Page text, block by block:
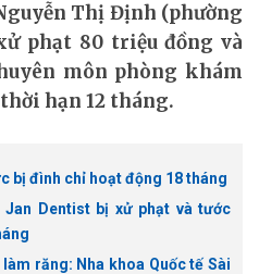
Thị Định (phường
phạt 80 triệu đồng và
môn phòng khám
hạn 12 tháng.
bị đình chỉ hoạt động 18 tháng
Jan Dentist bị xử phạt và tước
răng: Nha khoa Quốc tế Sài